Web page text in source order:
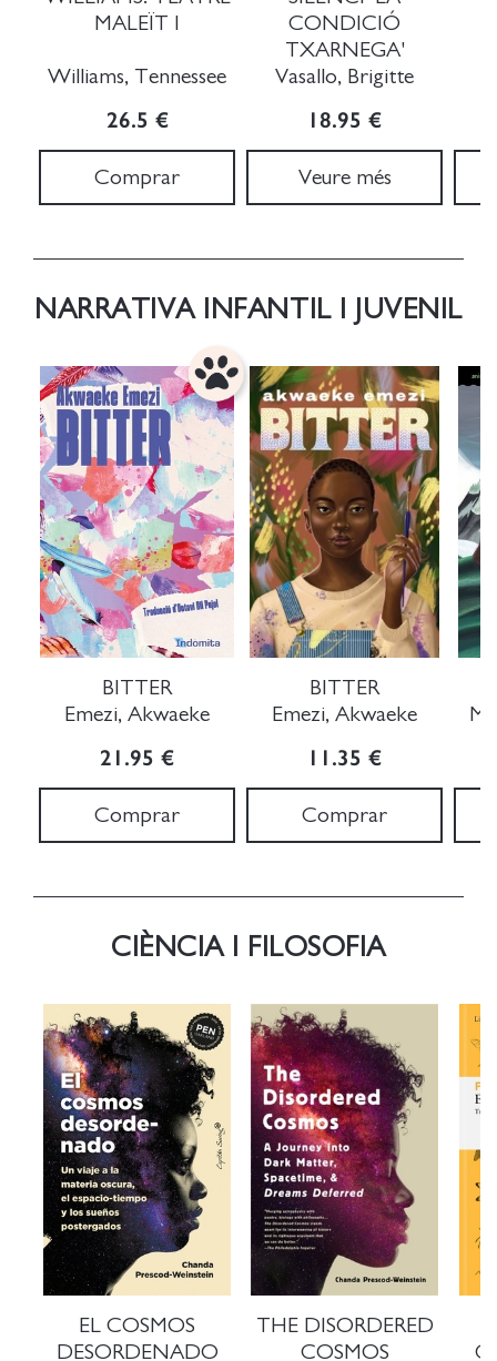
MALEÏT I
Williams, Tennessee
26.5 €
Comprar
CONDICIÓ
TXARNEGA'
Vasallo, Brigitte
18.95 €
Veure més
NARRATIVA INFANTIL I JUVENIL
BITTER
Emezi, Akwaeke
21.95 €
Comprar
BITTER
Emezi, Akwaeke
11.35 €
Comprar
CIÈNCIA I FILOSOFIA
EL COSMOS
DESORDENADO
THE DISORDERED
COSMOS